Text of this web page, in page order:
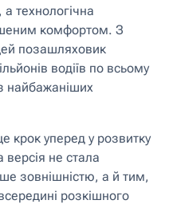
а технологічна
комфортом. З
позашляховик
водіїв по всьому
найбажаніших
крок уперед у розвитку
версія не стала
зовнішністю, а й тим,
розкішного